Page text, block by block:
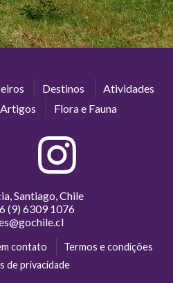
Destinos
Atividades
Artigos Flora e Fauna
Santiago, Chile
(9) 6309 1076
contato
Termos e condições
de privacidade